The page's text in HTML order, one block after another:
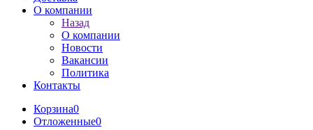
О компании
Назад
О компании
Новости
Вакансии
Политика
Контакты
Корзина0
Отложенные0